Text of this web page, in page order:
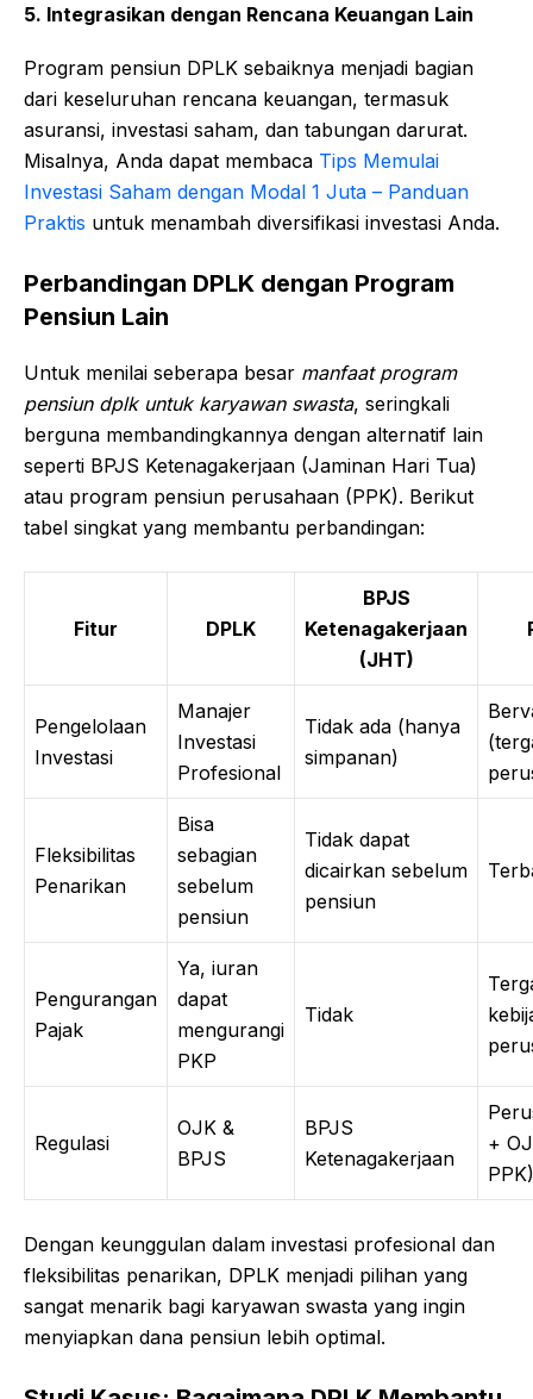
5. Integrasikan dengan Rencana Keuangan Lain
Program pensiun DPLK sebaiknya menjadi bagian
dari keseluruhan rencana keuangan, termasuk
asuransi, investasi saham, dan tabungan darurat.
Misalnya, Anda dapat membaca Tips Memulai
Investasi Saham dengan Modal 1 Juta – Panduan
Praktis untuk menambah diversifikasi investasi Anda.
Perbandingan DPLK dengan Program
Pensiun Lain
Untuk menilai seberapa besar manfaat program
pensiun dplk untuk karyawan swasta, seringkali
berguna membandingkannya dengan alternatif lain
seperti BPJS Ketenagakerjaan (Jaminan Hari Tua)
atau program pensiun perusahaan (PPK). Berikut
tabel singkat yang membantu perbandingan:
Fitur DPLK
BPJS
Ketenagakerjaan
(JHT)
Pengelolaan
Investasi
Manajer
Investasi
Profesional
Tidak ada (hanya
simpanan)
Fleksibilitas
Penarikan
Bisa
sebagian
sebelum
pensiun
Tidak dapat
dicairkan sebelum
pensiun
Pengurangan
Pajak
Ya, iuran
dapat
mengurangi
PKP
Tidak
Regulasi
OJK &
BPJS
BPJS
Ketenagakerjaan
+
PPK)
Dengan keunggulan dalam investasi profesional dan
fleksibilitas penarikan, DPLK menjadi pilihan yang
sangat menarik bagi karyawan swasta yang ingin
menyiapkan dana pensiun lebih optimal.